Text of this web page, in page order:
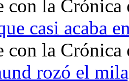
con la
casi acaba
con la
rozó el